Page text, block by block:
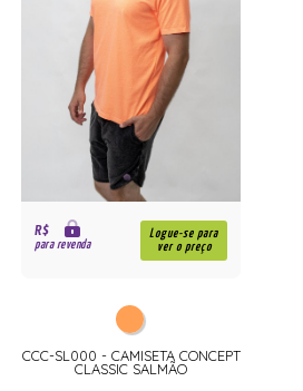
R$
para revenda
Logue-se para
ver o preço
CCC-SL000 - CAMISETA CONCEPT
CLASSIC SALMÃO